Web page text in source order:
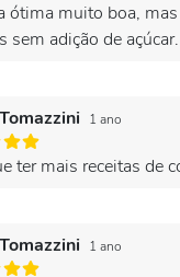
ótima muito boa,
sem adição de açúcar.
1 ano
ter mais receitas de
1 ano